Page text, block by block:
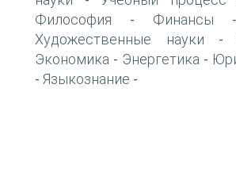
Философия - Финансы
Художественные науки -
Экономика - Энергетика -
- Языкознание -